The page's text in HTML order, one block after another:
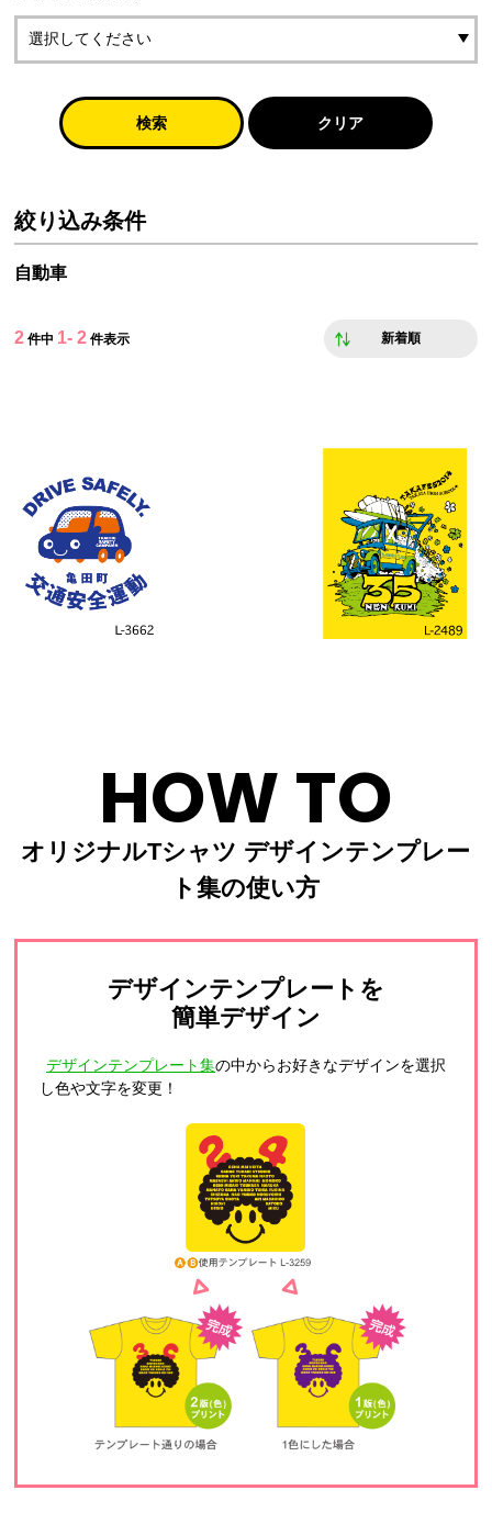
検索 クリア
絞り込み条件
自動車
2 件中 1- 2 件表示 新着順
HOW TO
オリジナルTシャツ デザインテンプレー
ト集の使い方
デザインテンプレートを
簡単デザイン
デザインテンプレート集の中からお好きなデザインを選択
し色や文字を変更！